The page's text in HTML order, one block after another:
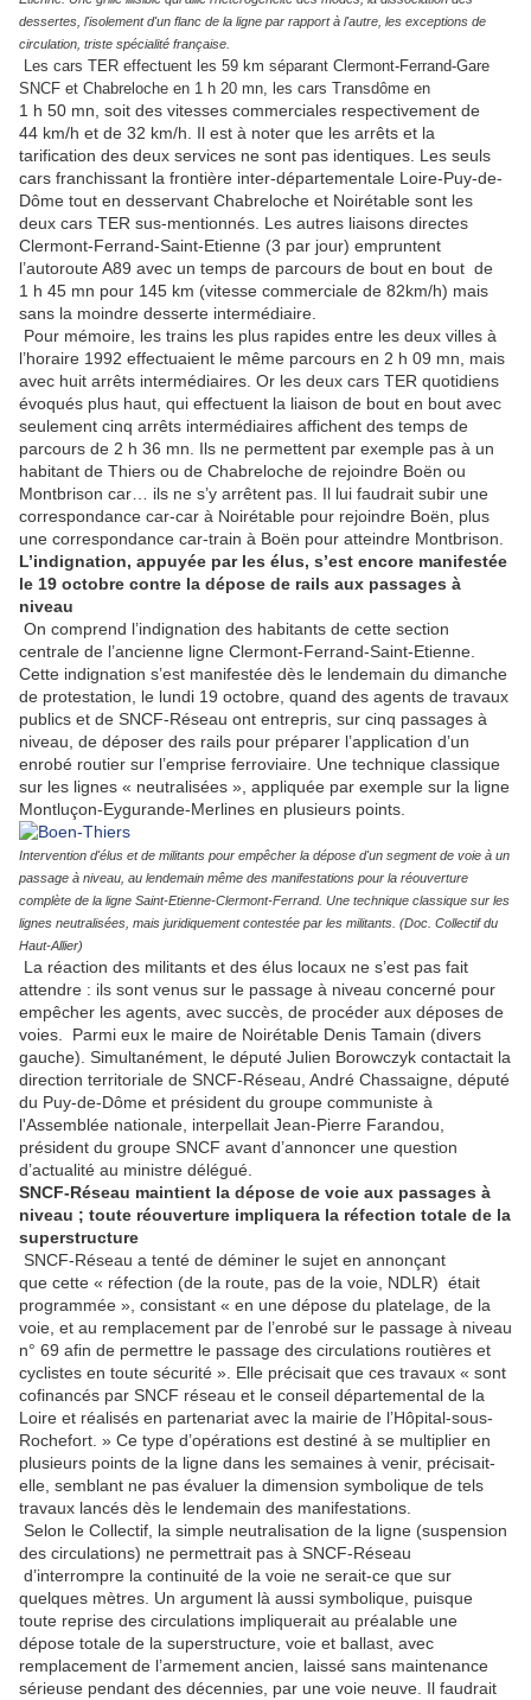
dessertes, l'isolement d'un flanc de la ligne par rapport à l'autre, les exceptions de
circulation, triste spécialité française.
Les cars TER effectuent les 59 km séparant Clermont-Ferrand-Gare
SNCF et Chabreloche en 1 h 20 mn, les cars Transdôme en
1 h 50 mn, soit des vitesses commerciales respectivement de
44 km/h et de 32 km/h. Il est à noter que les arrêts et la
tarification des deux services ne sont pas identiques. Les seuls
cars franchissant la frontière inter-départementale Loire-Puy-de-
Dôme tout en desservant Chabreloche et Noirétable sont les
deux cars TER sus-mentionnés. Les autres liaisons directes
Clermont-Ferrand-Saint-Etienne (3 par jour) empruntent
l’autoroute A89 avec un temps de parcours de bout en bout de
1 h 45 mn pour 145 km (vitesse commerciale de 82km/h) mais
sans la moindre desserte intermédiaire.
Pour mémoire, les trains les plus rapides entre les deux villes à
l’horaire 1992 effectuaient le même parcours en 2 h 09 mn, mais
avec huit arrêts intermédiaires. Or les deux cars TER quotidiens
évoqués plus haut, qui effectuent la liaison de bout en bout avec
seulement cinq arrêts intermédiaires affichent des temps de
parcours de 2 h 36 mn. Ils ne permettent par exemple pas à un
habitant de Thiers ou de Chabreloche de rejoindre Boën ou
Montbrison car… ils ne s’y arrêtent pas. Il lui faudrait subir une
correspondance car-car à Noirétable pour rejoindre Boën, plus
une correspondance car-train à Boën pour atteindre Montbrison.
L’indignation, appuyée par les élus, s’est encore manifestée
le 19 octobre contre la dépose de rails aux passages à
niveau
On comprend l’indignation des habitants de cette section
centrale de l’ancienne ligne Clermont-Ferrand-Saint-Etienne.
Cette indignation s’est manifestée dès le lendemain du dimanche
de protestation, le lundi 19 octobre, quand des agents de travaux
publics et de SNCF-Réseau ont entrepris, sur cinq passages à
niveau, de déposer des rails pour préparer l’application d’un
enrobé routier sur l’emprise ferroviaire. Une technique classique
sur les lignes « neutralisées », appliquée par exemple sur la ligne
Montluçon-Eygurande-Merlines en plusieurs points.
Intervention d'élus et de militants pour empêcher la dépose d'un segment de voie à un
passage à niveau, au lendemain même des manifestations pour la réouverture
complète de la ligne Saint-Etienne-Clermont-Ferrand. Une technique classique sur les
lignes neutralisées, mais juridiquement contestée par les militants. (Doc. Collectif du
Haut-Allier)
La réaction des militants et des élus locaux ne s’est pas fait
attendre : ils sont venus sur le passage à niveau concerné pour
empêcher les agents, avec succès, de procéder aux déposes de
voies. Parmi eux le maire de Noirétable Denis Tamain (divers
gauche). Simultanément, le député Julien Borowczyk contactait la
direction territoriale de SNCF-Réseau, André Chassaigne, député
du Puy-de-Dôme et président du groupe communiste à
l'Assemblée nationale, interpellait Jean-Pierre Farandou,
président du groupe SNCF avant d’annoncer une question
d’actualité au ministre délégué.
SNCF-Réseau maintient la dépose de voie aux passages à
niveau ; toute réouverture impliquera la réfection totale de la
superstructure
SNCF-Réseau a tenté de déminer le sujet en annonçant
que cette « réfection (de la route, pas de la voie, NDLR) était
programmée », consistant « en une dépose du platelage, de la
voie, et au remplacement par de l’enrobé sur le passage à niveau
n° 69 afin de permettre le passage des circulations routières et
cyclistes en toute sécurité ». Elle précisait que ces travaux « sont
cofinancés par SNCF réseau et le conseil départemental de la
Loire et réalisés en partenariat avec la mairie de l’Hôpital-sous-
Rochefort. » Ce type d’opérations est destiné à se multiplier en
plusieurs points de la ligne dans les semaines à venir, précisait-
elle, semblant ne pas évaluer la dimension symbolique de tels
travaux lancés dès le lendemain des manifestations.
Selon le Collectif, la simple neutralisation de la ligne (suspension
des circulations) ne permettrait pas à SNCF-Réseau
d’interrompre la continuité de la voie ne serait-ce que sur
quelques mètres. Un argument là aussi symbolique, puisque
toute reprise des circulations impliquerait au préalable une
dépose totale de la superstructure, voie et ballast, avec
remplacement de l’armement ancien, laissé sans maintenance
sérieuse pendant des décennies, par une voie neuve. Il faudrait